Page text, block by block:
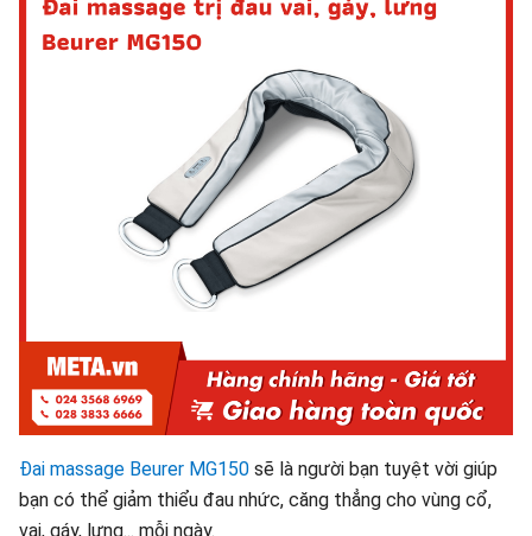
Đai massage Beurer MG150 sẽ là người bạn tuyệt vời giúp
bạn có thể giảm thiểu đau nhức, căng thẳng cho vùng cổ,
vai, gáy, lưng... mỗi ngày.